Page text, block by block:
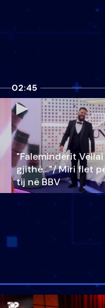
02:45
"Faleminderit
gjithë…"/ Miri flet
tij në BBV